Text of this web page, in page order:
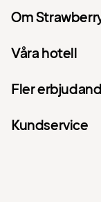
Om
Våra hotell
Fler
Kundservice